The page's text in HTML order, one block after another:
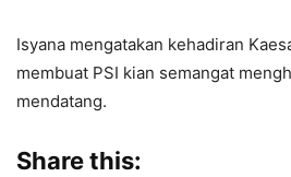
Isyana mengatakan kehadiran
membuat PSI kian semangat
mendatang.
Share this: